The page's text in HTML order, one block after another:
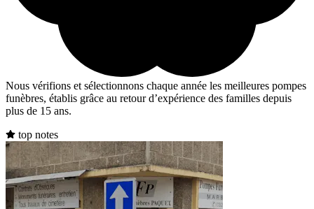
Nous vérifions et sélectionnons chaque année les meilleures pompes
funèbres, établis grâce au retour d’expérience des familles depuis
plus de 15 ans.
top notes